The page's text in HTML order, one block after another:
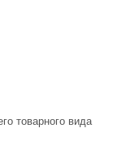
товарного вида